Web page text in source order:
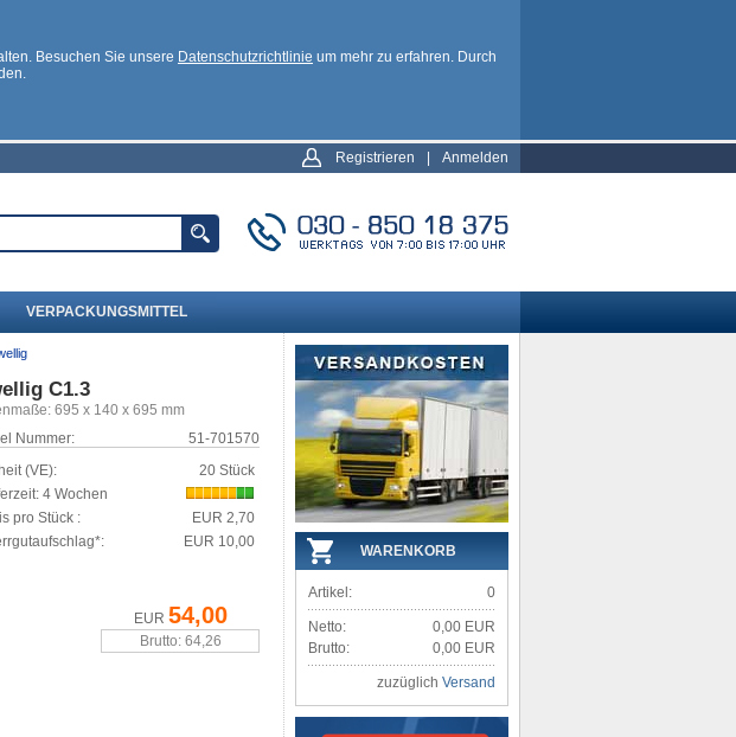
Besuchen Sie unsere Datenschutzrichtlinie um mehr zu erfahren. Durch
Registrieren Anmelden
VERPACKUNGSMITTEL
C1.3
695 x 140 x 695 mm
Nummer:
51-701570
(VE):
20 Stück
4 Wochen
pro Stück :
EUR 2,70
EUR 10,00
EUR 54,00
Brutto: 64,26
WARENKORB
Artikel: 0
Netto:
0,00 EUR
Brutto:
0,00 EUR
zuzüglich Versand